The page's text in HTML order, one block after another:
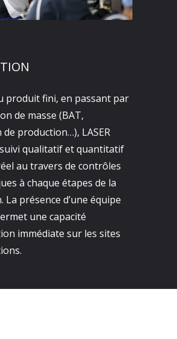
produit fini, en passant par
de masse (BAT,
production…), LASER
qualitatif et quantitatif
au travers de contrôles
à chaque étapes de la
La présence d’une équipe
une capacité
immédiate sur les sites